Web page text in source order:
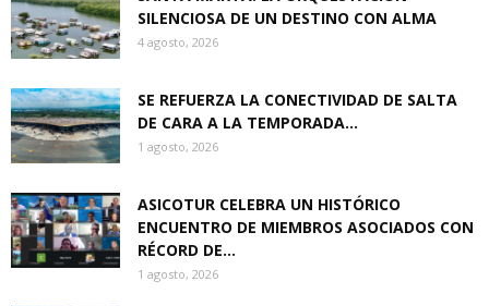
SILENCIOSA DE UN DESTINO CON ALMA
4 agosto, 2026
SE REFUERZA LA CONECTIVIDAD DE SALTA
DE CARA A LA TEMPORADA...
1 agosto, 2026
ASICOTUR CELEBRA UN HISTÓRICO
ENCUENTRO DE MIEMBROS ASOCIADOS CON
RÉCORD DE...
1 agosto, 2026